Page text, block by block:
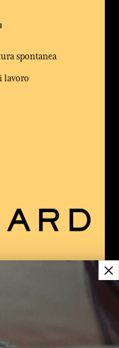
spontanea
lavoro
×